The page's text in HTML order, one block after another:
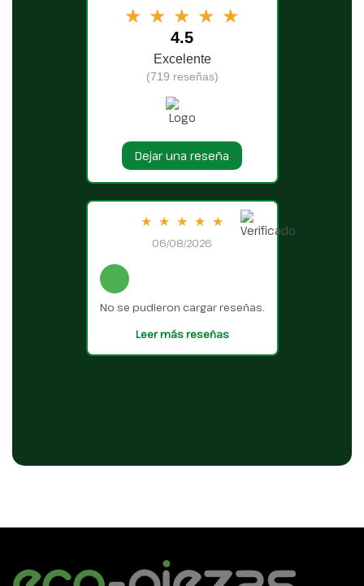
★ ★ ★ ★ ★
4.5
Excelente
(719 reseñas)
Dejar una reseña
★ ★ ★ ★ ★
06/08/2026
No se pudieron cargar reseñas.
Leer más reseñas